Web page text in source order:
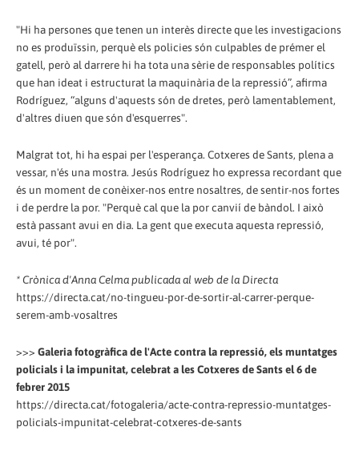
"Hi ha persones que tenen un interès directe que les investigacions
no es produïssin, perquè els policies són culpables de prémer el
gatell, però al darrere hi ha tota una sèrie de responsables polítics
que han ideat i estructurat la maquinària de la repressió”, afirma
Rodríguez, “alguns d'aquests són de dretes, però lamentablement,
d'altres diuen que són d'esquerres".
Malgrat tot, hi ha espai per l'esperança. Cotxeres de Sants, plena a
vessar, n'és una mostra. Jesús Rodríguez ho expressa recordant que
és un moment de conèixer-nos entre nosaltres, de sentir-nos fortes
i de perdre la por. "Perquè cal que la por canvií de bàndol. I això
està passant avui en dia. La gent que executa aquesta repressió,
avui, té por".
* Crònica d'Anna Celma publicada al web de la Directa
https://directa.cat/no-tingueu-por-de-sortir-al-carrer-perque-
serem-amb-vosaltres
>>> Galeria fotogràfica de l'Acte contra la repressió, els muntatges
policials i la impunitat, celebrat a les Cotxeres de Sants el 6 de
febrer 2015
https://directa.cat/fotogaleria/acte-contra-repressio-muntatges-
policials-impunitat-celebrat-cotxeres-de-sants